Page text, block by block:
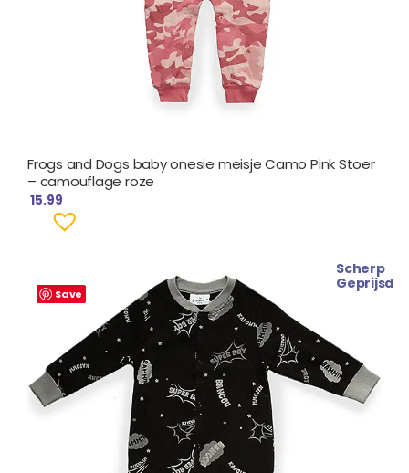
Frogs and Dogs baby onesie meisje Camo Pink Stoer
– camouflage roze
15.99
Save
Scherp
Geprijsd